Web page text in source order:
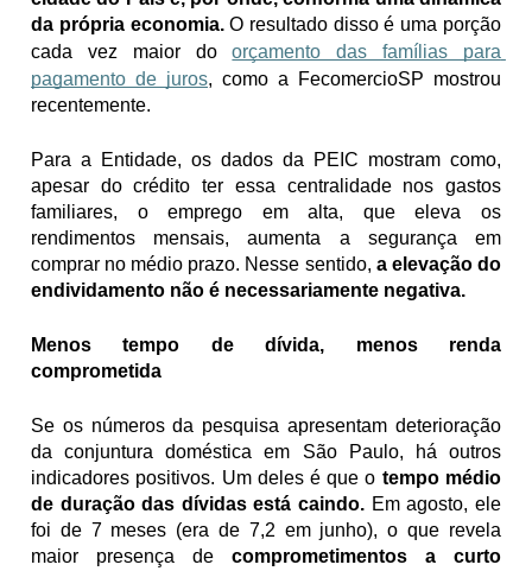
da própria economia. O resultado disso é uma porção
cada vez maior do orçamento das famílias para
pagamento de juros, como a FecomercioSP mostrou
recentemente.
Para a Entidade, os dados da PEIC mostram como,
apesar do crédito ter essa centralidade nos gastos
familiares, o emprego em alta, que eleva os
rendimentos mensais, aumenta a segurança em
comprar no médio prazo. Nesse sentido, a elevação do
endividamento não é necessariamente negativa.
Menos tempo de dívida, menos renda
comprometida
Se os números da pesquisa apresentam deterioração
da conjuntura doméstica em São Paulo, há outros
indicadores positivos. Um deles é que o tempo médio
de duração das dívidas está caindo. Em agosto, ele
foi de 7 meses (era de 7,2 em junho), o que revela
maior presença de comprometimentos a curto